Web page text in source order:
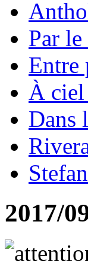
Par
Entre
À
Dans
2017/